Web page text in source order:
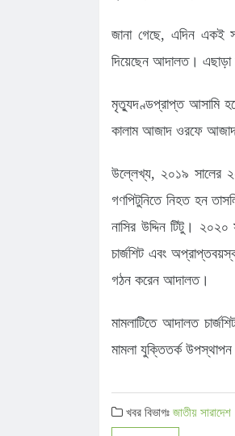
জানা গেছে, এদিন একই
দিয়েছেন আদালত। এছাড়া
মৃত্যুদণ্ডপ্রাপ্ত আসামি
কালাম আজাদ ওরফে
উল্লেখ্য, ২০১৯ সালের ২০
গণপিটুনিতে নিহত হন
নাসির উদ্দিন টিটু। ২০২০
চার্জশিট এবং
গঠন করেন আদালত।
মামলাটিতে আদালত
মামলা যুক্তিতর্ক উপস্থাপন
খবর বিভাগঃজাতীয়সারাদেশ